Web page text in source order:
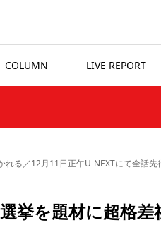
COLUMN LIVE REPORT
る／12月11日正午U-NEXTにて全話先
挙を題材に超格差